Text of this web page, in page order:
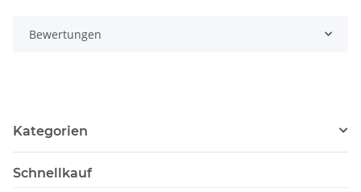
Bewertungen
Kategorien
Schnellkauf